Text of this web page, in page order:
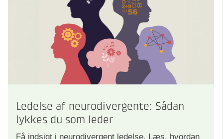
Ledelse af neurodivergente: Sådan
lykkes du som leder
Få indsigt i neurodivergent ledelse. Læs, hvordan